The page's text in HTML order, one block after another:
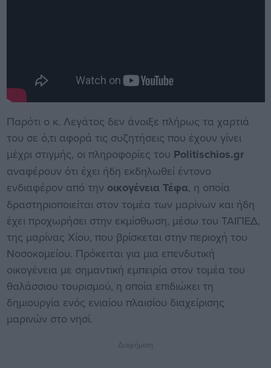
Παρότι ο κ. Λεγάτος δεν άνοιξε πλήρως τα χαρτιά
του σε ό,τι αφορά τις συζητήσεις που έχουν γίνει
μέχρι στιγμής, οι πληροφορίες του Politischios.gr
αναφέρουν ότι έχει ήδη εκδηλωθεί έντονο
ενδιαφέρον από την οικογένεια Τέφα, η οποία
δραστηριοποιείται στον τομέα των μαρίνων και ήδη
έχει προχωρήσει στην εκμίσθωση, μέσω του ΤΑΙΠΕΔ,
της μαρίνας Χίου, που βρίσκεται στην περιοχή του
Νοσοκομείου. Πρόκειται για μια επενδυτική
οικογένεια με σημαντική εμπειρία στον τομέα του
θαλάσσιου τουρισμού, η οποία επιδιώκει τη
δημιουργία ενός ενιαίου πλαισίου διαχείρισης
μαρινών στο νησί.
Διαφήμιση